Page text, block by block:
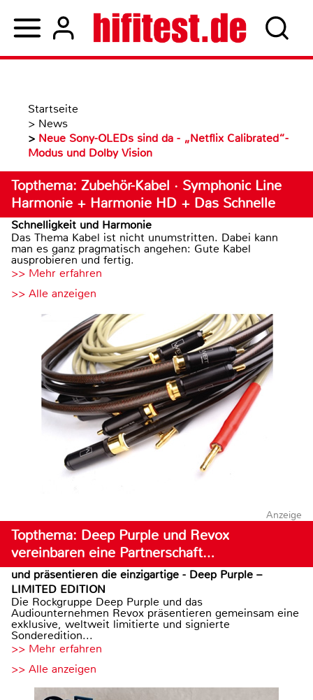
Startseite
> News
> Neue Sony-OLEDs sind da - „Netflix Calibrated“-
Modus und Dolby Vision
Topthema: Zubehör-Kabel · Symphonic Line
Harmonie + Harmonie HD + Das Schnelle
Schnelligkeit und Harmonie
Das Thema Kabel ist nicht unumstritten. Dabei kann
man es ganz pragmatisch angehen: Gute Kabel
ausprobieren und fertig.
>> Mehr erfahren
>> Alle anzeigen
Anzeige
Topthema: Deep Purple und Revox
vereinbaren eine Partnerschaft…
und präsentieren die einzigartige - Deep Purple –
LIMITED EDITION
Die Rockgruppe Deep Purple und das
Audiounternehmen Revox präsentieren gemeinsam eine
exklusive, weltweit limitierte und signierte
Sonderedition...
>> Mehr erfahren
>> Alle anzeigen